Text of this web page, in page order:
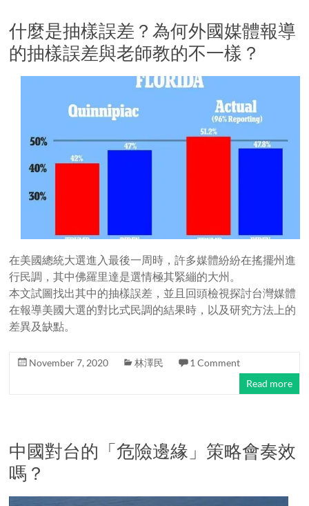
什麼是抽樣誤差？為何外國媒體報導
的抽樣誤差與老師教的不一樣？
在美國總統大選進入最後一周時，許多媒體紛紛在搖擺州進
行民調，其中佛羅里達是選情極其緊繃的大州。
本文試圖找出其中的抽樣誤差，並且回頭檢視探討台灣媒體
在報導美國大選的對比式民調的結果時，以及研究方法上的
差異及缺點。
November 7, 2020 林澤民
1 Comment
Read more
中國對台的「危險邊緣」策略會奏效
嗎？